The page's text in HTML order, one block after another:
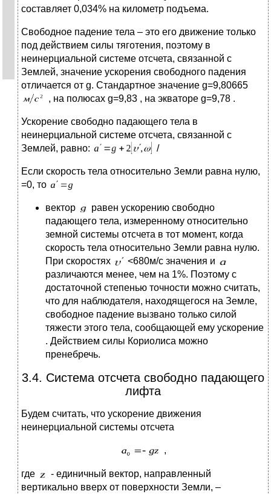
составляет 0,034% на километр подъема.
Свободное падение тела – это его движение только
под действием силы тяготения, поэтому в
неинерциальной системе отсчета, связанной с
Землей, значение ускорения свободного падения
отличается от g. Стандартное значение g=9,80665
, на полюсах g=9,83 , на экваторе g=9,78 .
Ускорение свободно падающего тела в
неинерциальной системе отсчета, связанной с
Землей, равно:
/
Если скорость тела относительно Земли равна нулю,
=0, то
вектор
равен ускорению свободно
падающего тела, измеренному относительно
земной системы отсчета в тот момент, когда
скорость тела относительно Земли равна нулю.
При скоростях
<680м/с значения и
различаются менее, чем на 1%. Поэтому с
достаточной степенью точности можно считать,
что для наблюдателя, находящегося на Земле,
свободное падение вызвано только силой
тяжести этого тела, сообщающей ему ускорение
. Действием силы Кориолиса можно
пренебречь.
3.4. Система отсчета свободно падающего
лифта
Будем считать, что ускорение движения
неинерциальной системы отсчета
,
где
- единичный вектор, направленный
вертикально вверх от поверхности Земли, –